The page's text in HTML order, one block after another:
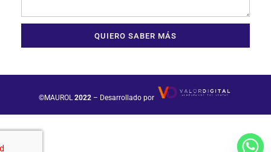
QUIERO SABER MÁS
©MAUROL2022 – Desarrollado por